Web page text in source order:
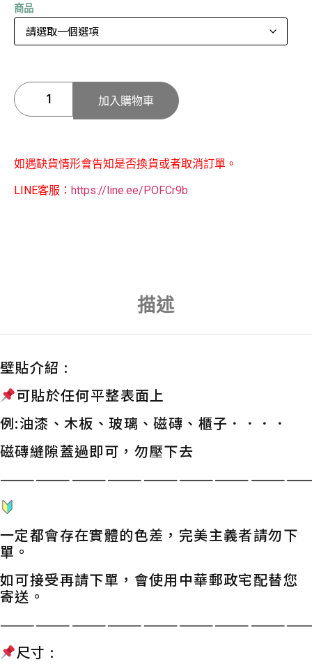
商品
加入購物車
如遇缺貨情形會告知是否換貨或者取消訂單。
LINE客服： https://line.ee/POFCr9b
描述
壁貼介紹 :
可貼於任何平整表面上
例:油漆、木板、玻璃、磁磚、櫃子．．．．
磁磚縫隙蓋過即可，勿壓下去
一定都會存在實體的色差，完美主義者請勿下
單。
如可接受再請下單，會使用中華郵政宅配替您
寄送。
尺寸 :